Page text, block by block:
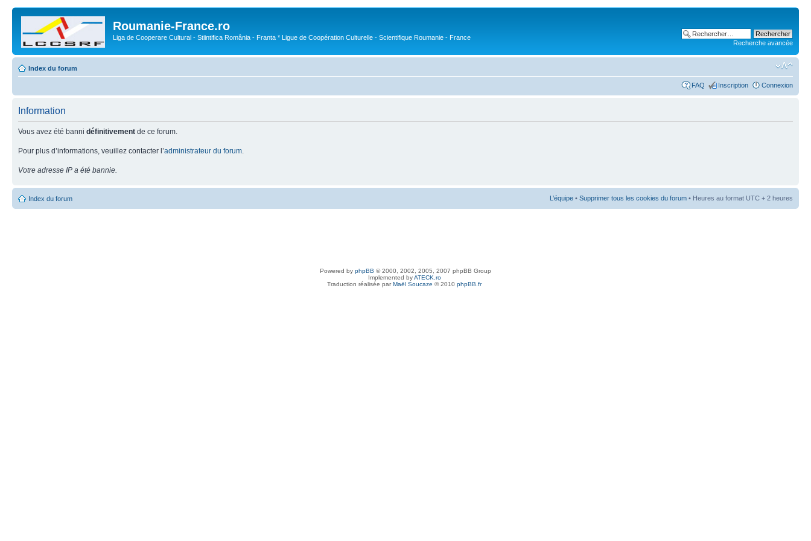
Roumanie-France.ro
Liga de Cooperare Cultural - Stiintifica România - Franta * Ligue de Coopération Culturelle - Scientifique Roumanie - France
Recherche avancée
Index du forum
FAQ Inscription Connexion
Information
Vous avez été banni définitivement de ce forum.
Pour plus d’informations, veuillez contacter l’administrateur du forum
Votre adresse IP a été bannie.
Index du forum L’équipe • Supprimer tous les cookies du forum • Heures au format UTC + 2 heures
Powered by phpBB © 2000, 2002, 2005, 2007 phpBB Group
Implemented byATECK.ro
Traduction réalisée parMaël Soucaze © 2010 phpBB.fr